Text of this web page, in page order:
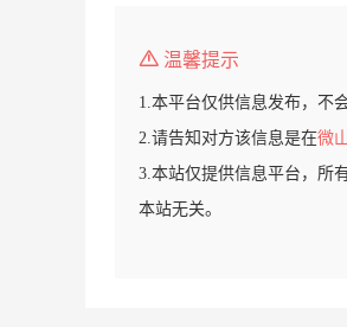
温馨提示
1.本平台仅供信息发布，不
2.请告知对方该信息是在微
3.本站仅提供信息平台，所
本站无关。